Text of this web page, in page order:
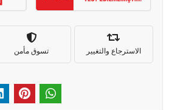
تسوق مأمن الاسترجاع والتغيير